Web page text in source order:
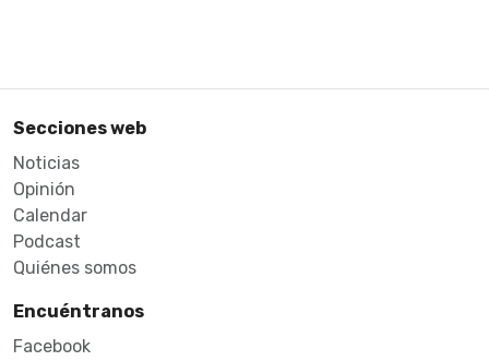
Secciones web
Noticias
Opinión
Calendar
Podcast
Quiénes somos
Encuéntranos
Facebook